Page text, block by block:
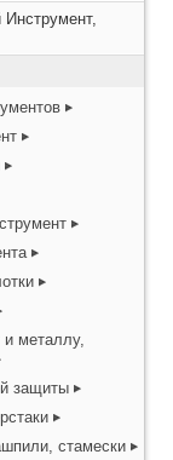
Инструмент,
металлу,
защиты
стамески